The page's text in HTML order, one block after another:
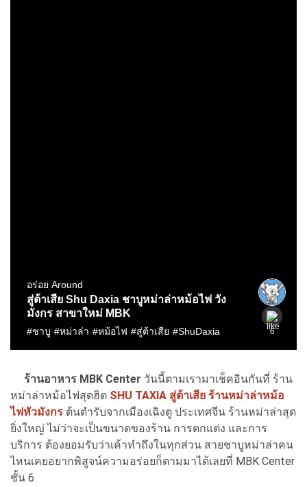
ร้านอาหาร MBK Center วันนี้ตามเรามาเช็คอินกันที่ ร้าน
หม่าล่าหม้อไฟสุดฮิต SHU TAXIA สู่ต้าเสีย ร้านหม่าล่าหม้อ
ไฟหัวมังกร ต้นตำรับจากเมืองเฉิงตู ประเทศจีน ร้านหม่าล่าสุด
ยิ่งใหญ่ ไม่ว่าจะเป็นขนาดของร้าน การตกแต่ง และการ
บริการ ต้องยอมรับว่าเค้าทำถึงในทุกส่วน สายชาบูหม่าล่าคน
ไหนเคยอยากพิสูจน์ความอร่อยก็ตามมาได้เลยที่ MBK Center
ชั้น 6